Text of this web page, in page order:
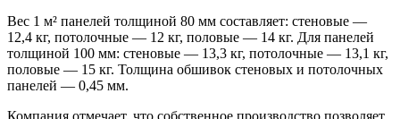
Вес 1 м² панелей толщиной 80 мм составляет: стеновые —
12,4 кг, потолочные — 12 кг, половые — 14 кг. Для панелей
толщиной 100 мм: стеновые — 13,3 кг, потолочные — 13,1 кг,
половые — 15 кг. Толщина обшивок стеновых и потолочных
панелей — 0,45 мм.